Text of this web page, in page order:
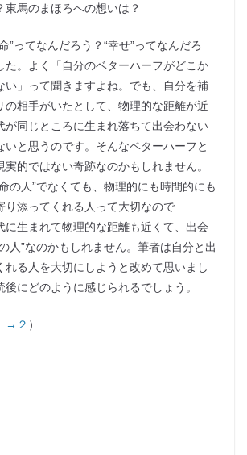
東馬のまほろへの想いは？
”ってなんだろう？“幸せ”ってなんだろ
た。よく「自分のベターハーフがどこか
い」って聞きますよね。でも、自分を補
の相手がいたとして、物理的な距離が近
が同じところに生まれ落ちて出会わない
いと思うのです。そんなベターハーフと
実的ではない奇跡なのかもしれません。
の人”でなくても、物理的にも時間的にも
り添ってくれる人って大切なので
生まれて物理的な距離も近くて、出会
人”なのかもしれません。筆者は自分と出
れる人を大切にしようと改めて思いまし
後にどのように感じられるでしょう。
→２ ）